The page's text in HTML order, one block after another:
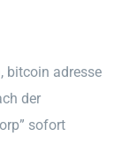
bitcoin adresse
der
sofort